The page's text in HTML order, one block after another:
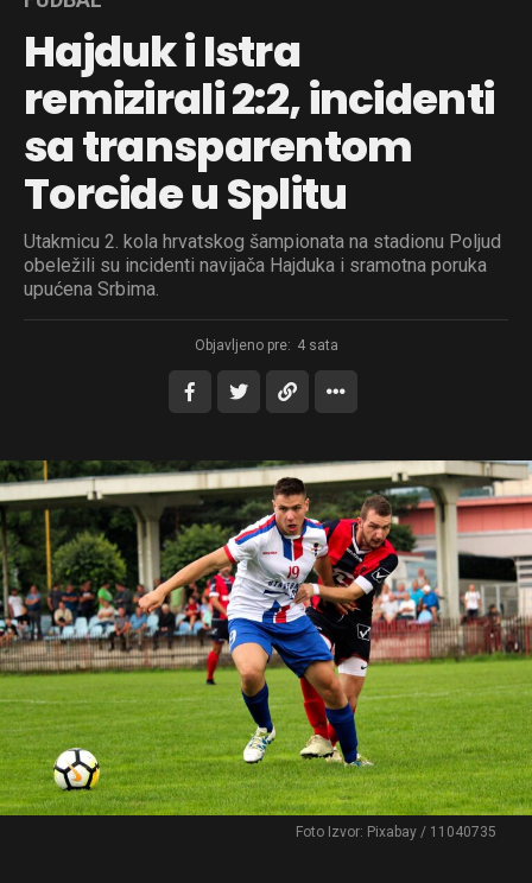
Hajduk i Istra
remizirali 2:2, incidenti
sa transparentom
Torcide u Splitu
Utakmicu 2. kola hrvatskog šampionata na stadionu Poljud
obeležili su incidenti navijača Hajduka i sramotna poruka
upućena Srbima.
Objavljeno pre: 4 sata
Foto Izvor: Pixabay / 11040735